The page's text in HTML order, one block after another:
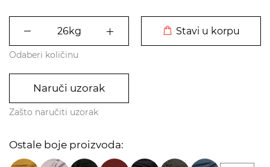
Stavi u korpu
Odaberi količinu
Naruči uzorak
Zašto naručiti uzorak
Ostale boje proizvoda: